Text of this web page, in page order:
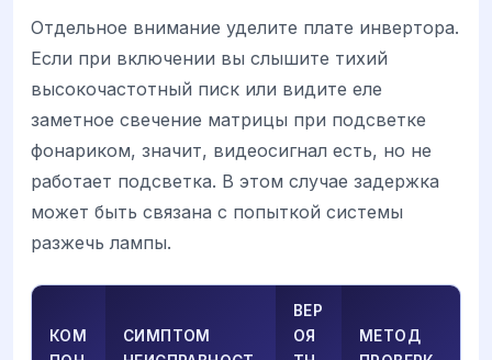
Отдельное внимание уделите плате инвертора.
Если при включении вы слышите тихий
высокочастотный писк или видите еле
заметное свечение матрицы при подсветке
фонариком, значит, видеосигнал есть, но не
работает подсветка. В этом случае задержка
может быть связана с попыткой системы
разжечь лампы.
КОМ
СИМПТОМ
ВЕР
ОЯ
МЕТОД